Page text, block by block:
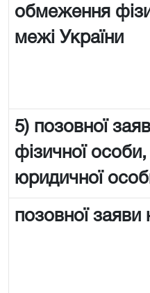
обмеження
межі України
5) позовної
фізичної особи,
юридичної
позовної